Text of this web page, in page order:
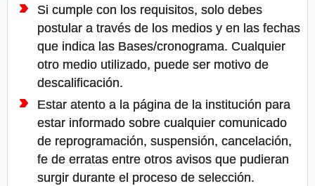
Si cumple con los requisitos, solo debes
postular a través de los medios y en las fechas
que indica las Bases/cronograma. Cualquier
otro medio utilizado, puede ser motivo de
descalificación.
Estar atento a la página de la institución para
estar informado sobre cualquier comunicado
de reprogramación, suspensión, cancelación,
fe de erratas entre otros avisos que pudieran
surgir durante el proceso de selección.